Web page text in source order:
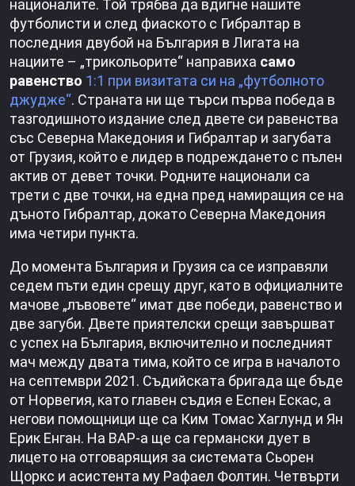
националите. Той трябва да вдигне нашите
футболисти и след фиаското с Гибралтар в
последния двубой на България в Лигата на
нациите – „трикольорите“ направиха само
равенство 1:1 при визитата си на „футболното
джудже“. Страната ни ще търси първа победа в
тазгодишното издание след двете си равенства
със Северна Македония и Гибралтар и загубата
от Грузия, който е лидер в подреждането с пълен
актив от девет точки. Родните национали са
трети с две точки, на една пред намиращия се на
дъното Гибралтар, докато Северна Македония
има четири пункта.
До момента България и Грузия са се изправяли
седем пъти един срещу друг, като в официалните
мачове „лъвовете“ имат две победи, равенство и
две загуби. Двете приятелски срещи завършват
с успех на България, включително и последният
мач между двата тима, който се игра в началото
на септември 2021. Съдийската бригада ще бъде
от Норвегия, като главен съдия е Еспен Ескас, а
негови помощници ще са Ким Томас Хаглунд и Ян
Ерик Енган. На ВАР-а ще са германски дует в
лицето на отговарящия за системата Сьорен
Щоркс и асистента му Рафаел Фолтин. Четвърти